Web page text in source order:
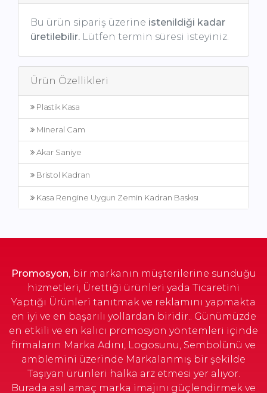
Bu ürün sipariş üzerine istenildiği kadar
üretilebilir. Lütfen termin süresi isteyiniz.
Ürün Özellikleri
Plastik Kasa
Mineral Cam
Akar Saniye
Bristol Kadran
Kasa Rengine Uygun Zemin Kadran Baskısı
Promosyon, bir markanın müşterilerine sunduğu
hizmetleri, Ürettiği ürünleri yada Ticaretini
Yaptığı Ürünleri tanıtmak ve reklamını yapmakta
en iyi ve en başarılı yollardan biridir.. Günümüzde
en etkili ve en kalıcı promosyon yöntemleri içinde
firmaların Marka Adını, Logosunu, Sembolünü ve
amblemini üzerinde Markalanmış bir şekilde
Taşıyan ürünleri halka arz etmesi yer alıyor.
Burada asıl amaç marka imajını güçlendirmek ve